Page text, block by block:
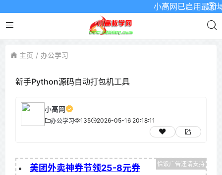
小高网已启用最新域
主页 办公学习
新手Python源码自动打包机工具
小高网
办公学习 135 2026-05-16 20:18:11
美团外卖神券节领25-8元券